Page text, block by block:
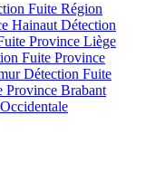
Fuite Région
Hainaut Détection
Province Liège
Fuite Province
Détection Fuite
Province Brabant